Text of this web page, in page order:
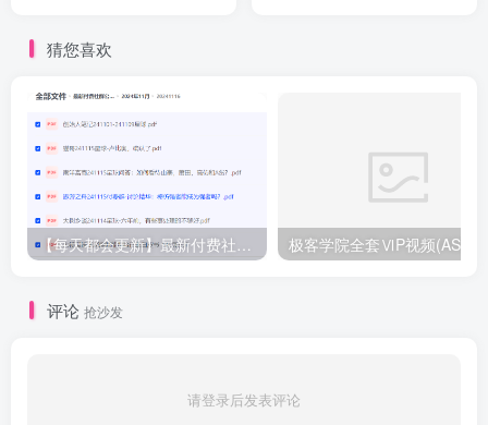
猜您喜欢
【每天都会更新】最新付费社群公众号文章 极客学院全套ⅥP视频(AS版)
评论 抢沙发
请登录后发表评论